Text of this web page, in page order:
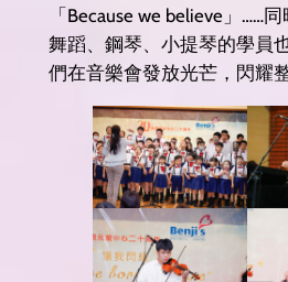
「Because we believe」……
舞蹈、鋼琴、小提琴的學員
們在音樂會發放光芒，閃耀